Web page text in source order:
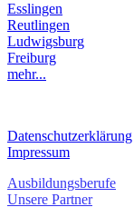
Esslingen
Reutlingen
Ludwigsburg
Freiburg
mehr...
Datenschutzerklärung
Impressum
Ausbildungsberufe
Unsere Partner